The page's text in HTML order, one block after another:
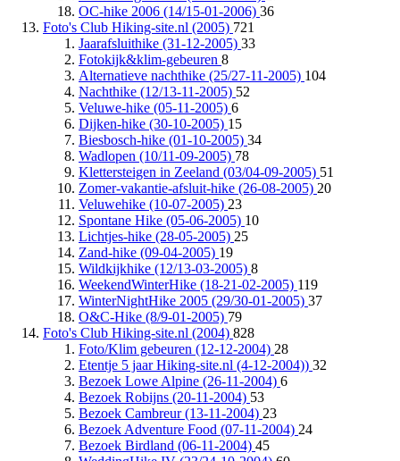
OC-hike 2006 (14/15-01-2006) 36
Foto's Club Hiking-site.nl (2005) 721
Jaarafsluithike (31-12-2005) 33
Fotokijk&klim-gebeuren 8
Alternatieve nachthike (25/27-11-2005) 104
Nachthike (12/13-11-2005) 52
Veluwe-hike (05-11-2005) 6
Dijken-hike (30-10-2005) 15
Biesbosch-hike (01-10-2005) 34
Wadlopen (10/11-09-2005) 78
Klettersteigen in Zeeland (03/04-09-2005) 51
Zomer-vakantie-afsluit-hike (26-08-2005) 20
Veluwehike (10-07-2005) 23
Spontane Hike (05-06-2005) 10
Lichtjes-hike (28-05-2005) 25
Zand-hike (09-04-2005) 19
Wildkijkhike (12/13-03-2005) 8
WeekendWinterHike (18-21-02-2005) 119
WinterNightHike 2005 (29/30-01-2005) 37
O&C-Hike (8/9-01-2005) 79
Foto's Club Hiking-site.nl (2004) 828
Foto/Klim gebeuren (12-12-2004) 28
Etentje 5 jaar Hiking-site.nl (4-12-2004)) 32
Bezoek Lowe Alpine (26-11-2004) 6
Bezoek Robijns (20-11-2004) 53
Bezoek Cambreur (13-11-2004) 23
Bezoek Adventure Food (07-11-2004) 24
Bezoek Birdland (06-11-2004) 45